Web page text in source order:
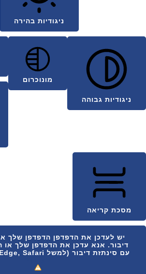
ניגודיות בהירה
ניגודיות גבוהה
מונוכרום
מסכת קריאה
יש לעדכן את הדפדפן הדפדפן שלך
דיבור. אנא עדכן את הדפדפן שלך
עם סינתזת דיבור (למשל Chrome, Edge, Safari).